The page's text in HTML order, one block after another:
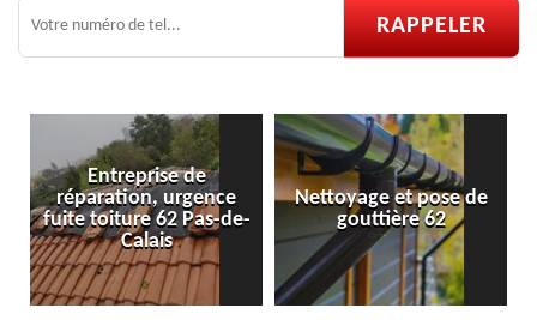
Entreprise de
réparation, urgence
fuite toiture 62 Pas-de-
Calais
Nettoyage et pose de
gouttière 62